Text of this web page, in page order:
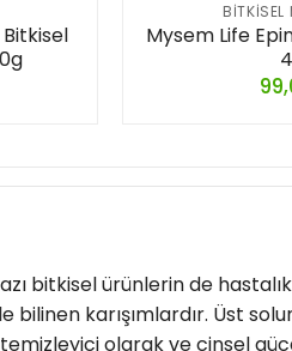
BITKISEL
Mysem Life
bitkisel ürünlerin de
bilinen karışımlardır. Üst
temizleyici olarak ve cinsel